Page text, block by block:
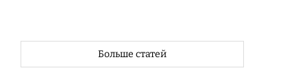
Больше статей